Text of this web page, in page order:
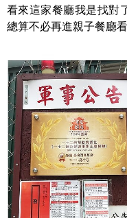
看來這家餐廳我是找對
總算不必再進親子餐廳